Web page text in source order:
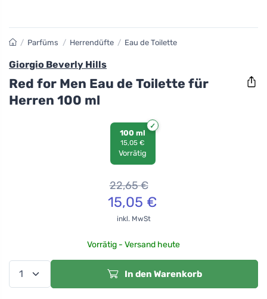
/ Parfüms / Herrendüfte / Eau de Toilette
Giorgio Beverly Hills
Red for Men Eau de Toilette für
Herren 100 ml
100 ml
15,05 €
Vorrätig
22,65€
15,05 €
inkl. MwSt
Vorrätig - Versand heute
In den Warenkorb